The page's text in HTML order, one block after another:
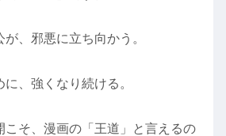
、邪悪に立ち向かう。
、強くなり続ける。
こそ、漫画の「王道」と言えるの